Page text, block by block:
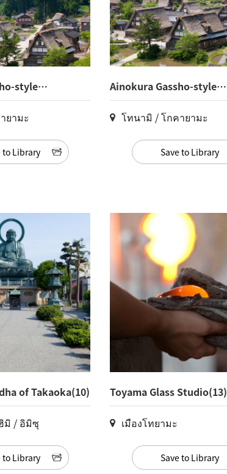
style
ยามะ
to Library
Ainokura Gassho-style
Village(16)
โทนามิ / โกคายามะ
Save to Library
of Takaoka(10)
มิ / อิมิซุ
to Library
Toyama Glass Studio(13)
เมืองโทยามะ
Save to Library